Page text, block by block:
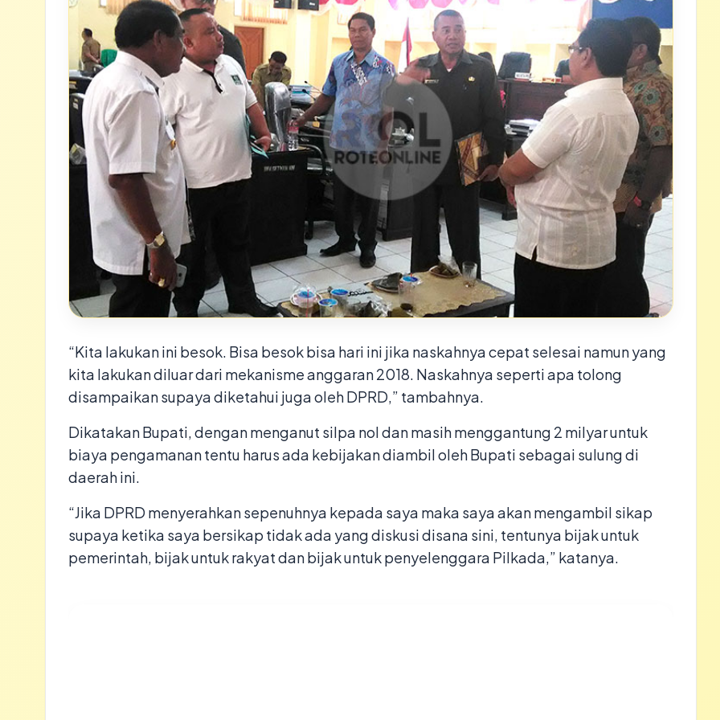
“Kita lakukan ini besok. Bisa besok bisa hari ini jika naskahnya cepat selesai namun yang
kita lakukan diluar dari mekanisme anggaran 2018. Naskahnya seperti apa tolong
disampaikan supaya diketahui juga oleh DPRD,” tambahnya.
Dikatakan Bupati, dengan menganut silpa nol dan masih menggantung 2 milyar untuk
biaya pengamanan tentu harus ada kebijakan diambil oleh Bupati sebagai sulung di
daerah ini.
“Jika DPRD menyerahkan sepenuhnya kepada saya maka saya akan mengambil sikap
supaya ketika saya bersikap tidak ada yang diskusi disana sini, tentunya bijak untuk
pemerintah, bijak untuk rakyat dan bijak untuk penyelenggara Pilkada,” katanya.